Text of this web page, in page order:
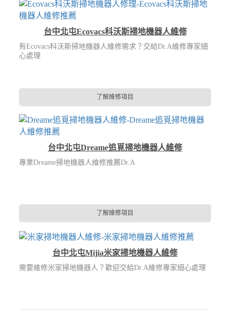
台中北屯Ecovacs科沃斯掃地機器人維修
有Ecovacs科沃斯掃地機器人維修需求？交給Dr.A維修專家細
心處理
了解維修項目
台中北屯Dreame追覓掃地機器人維修
專業Dreame掃地機器人維修推薦Dr.A
了解維修項目
台中北屯Mijia米家掃地機器人維修
需要維修米家掃地機器人？歡迎交給Dr.A維修專家細心處理